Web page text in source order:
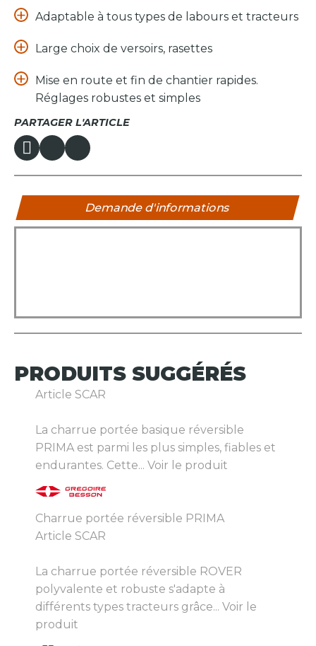
Adaptable à tous types de labours et tracteurs
Large choix de versoirs, rasettes
Mise en route et fin de chantier rapides.
Réglages robustes et simples
PARTAGER L'ARTICLE
Demande d'informations
PRODUITS SUGGÉRÉS
Article SCAR
La charrue portée basique réversible
PRIMA est parmi les plus simples, fiables et
endurantes. Cette... Voir le produit
Charrue portée réversible PRIMA
Article SCAR
La charrue portée réversible ROVER
polyvalente et robuste s'adapte à
différents types tracteurs grâce... Voir le
produit